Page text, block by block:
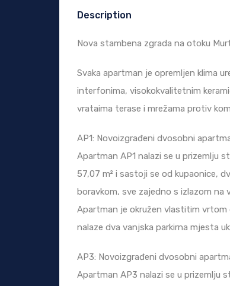
Description
Nova stambena zgrada na otoku
Svaka apartman je opremljen klima
interfonima, visokokvalitetnim
vrataima terase i mrežama protiv
AP1: Novoizgrađeni dvosobni
Apartman AP1 nalazi se u prizemlju
57,07 m² i sastoji se od kupaonice,
boravkom, sve zajedno s izlazom na
Apartman je okružen vlastitim vrtom
nalaze dva vanjska parkirna mjesta
AP3: Novoizgrađeni dvosobni
Apartman AP3 nalazi se u prizemlju